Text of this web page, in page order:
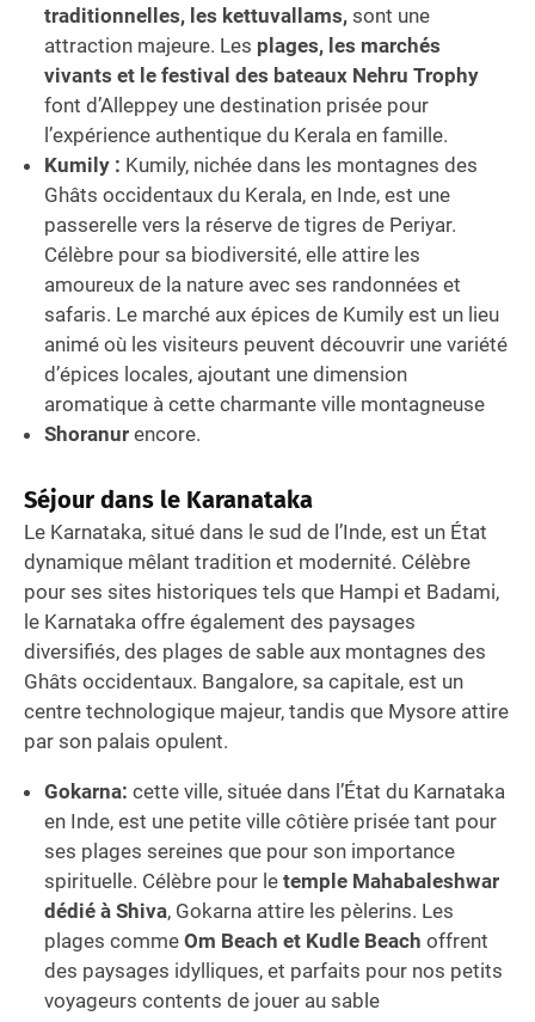
traditionnelles, les kettuvallams, sont une
attraction majeure. Les plages, les marchés
vivants et le festival des bateaux Nehru Trophy
font d’Alleppey une destination prisée pour
l’expérience authentique du Kerala en famille.
Kumily : Kumily, nichée dans les montagnes des
Ghâts occidentaux du Kerala, en Inde, est une
passerelle vers la réserve de tigres de Periyar.
Célèbre pour sa biodiversité, elle attire les
amoureux de la nature avec ses randonnées et
safaris. Le marché aux épices de Kumily est un lieu
animé où les visiteurs peuvent découvrir une variété
d’épices locales, ajoutant une dimension
aromatique à cette charmante ville montagneuse
Shoranur encore.
Séjour dans le Karanataka
Le Karnataka, situé dans le sud de l’Inde, est un État
dynamique mêlant tradition et modernité. Célèbre
pour ses sites historiques tels que Hampi et Badami,
le Karnataka offre également des paysages
diversifiés, des plages de sable aux montagnes des
Ghâts occidentaux. Bangalore, sa capitale, est un
centre technologique majeur, tandis que Mysore attire
par son palais opulent.
Gokarna: cette ville, située dans l’État du Karnataka
en Inde, est une petite ville côtière prisée tant pour
ses plages sereines que pour son importance
spirituelle. Célèbre pour le temple Mahabaleshwar
dédié à Shiva, Gokarna attire les pèlerins. Les
plages comme Om Beach et Kudle Beach offrent
des paysages idylliques, et parfaits pour nos petits
voyageurs contents de jouer au sable